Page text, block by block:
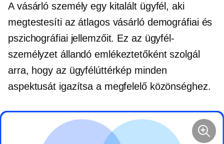
A vásárló személy egy kitalált ügyfél, aki
megtestesíti az átlagos vásárló demográfiai és
pszichográfiai jellemzőit. Ez az ügyfél-
személyzet állandó emlékeztetőként szolgál
arra, hogy az ügyfélúttérkép minden
aspektusát igazítsa a megfelelő közönséghez.